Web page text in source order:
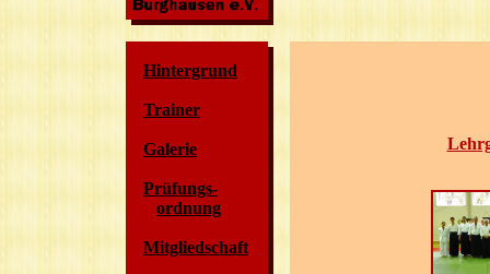
Hintergrund
Trainer
Galerie
Prüfungs-
ordnung
Mitgliedschaft